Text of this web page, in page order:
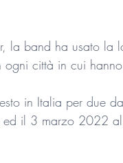
la band ha usato la
città in cui
in Italia per due
il 3 marzo 2022 al